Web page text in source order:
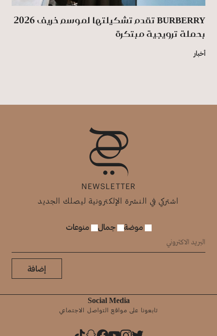
BURBERRY تقدم تشكيلتها لموسم خريف 2026
بحملة ترويجية مبتكرة
أخبار
NEWSLETTER
اشتركي في النشرة الإلكترونية ليصلك الجديد
موضة جمال منوعات
إضافة
Social Media
تابعونا على مواقع التواصل الاجتماعي